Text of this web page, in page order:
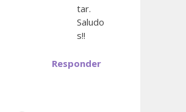
tar.
Saludo
s!!
Responder